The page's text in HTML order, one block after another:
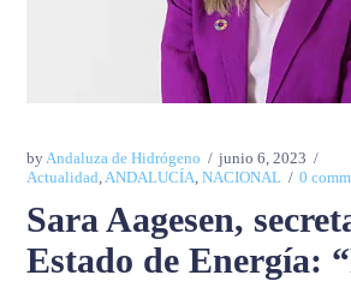
by Andaluza de Hidrógeno
junio 6, 2023
Actualidad ANDALUCÍA ,NACIONAL 0
Sara Aagesen,
Estado de Energía: